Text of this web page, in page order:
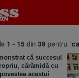
1 - 15 din 39 pentru "
că succesul
cărămidă cu
acestui